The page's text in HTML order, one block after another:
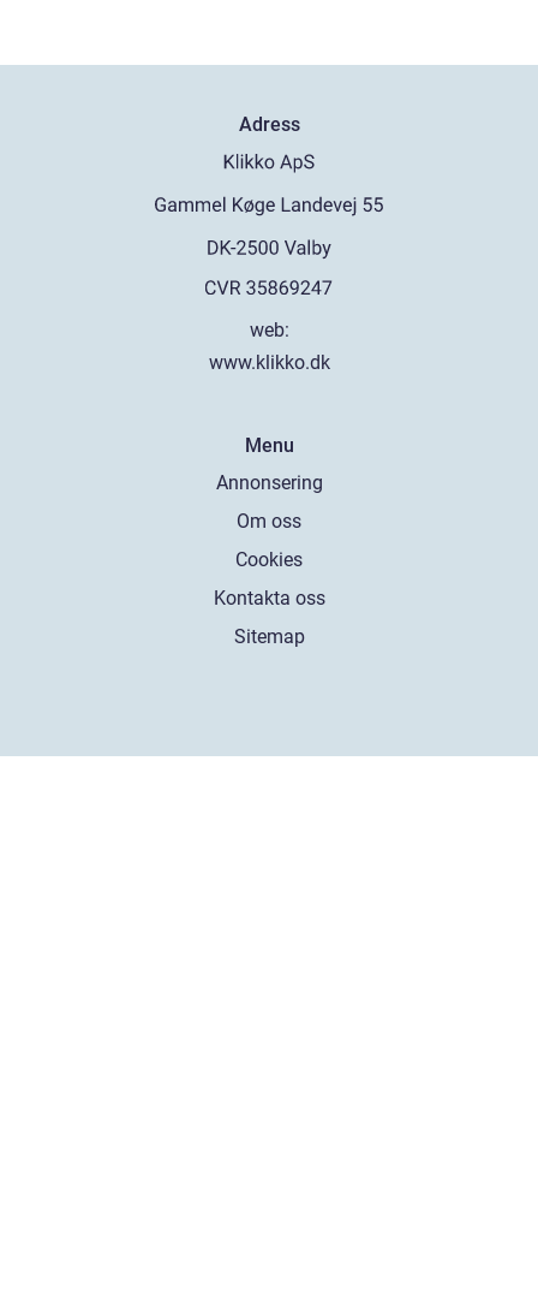
Adress
web:
www.klikko.dk
Menu
Annonsering
Om oss
Cookies
Kontakta oss
Sitemap